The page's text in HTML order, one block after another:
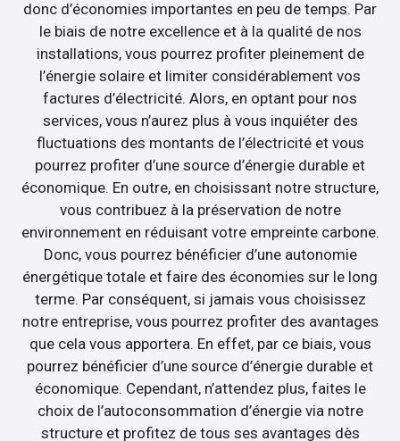
donc d’économies importantes en peu de temps. Par
le biais de notre excellence et à la qualité de nos
installations, vous pourrez profiter pleinement de
l’énergie solaire et limiter considérablement vos
factures d’électricité. Alors, en optant pour nos
services, vous n’aurez plus à vous inquiéter des
fluctuations des montants de l’électricité et vous
pourrez profiter d’une source d’énergie durable et
économique. En outre, en choisissant notre structure,
vous contribuez à la préservation de notre
environnement en réduisant votre empreinte carbone.
Donc, vous pourrez bénéficier d’une autonomie
énergétique totale et faire des économies sur le long
terme. Par conséquent, si jamais vous choisissez
notre entreprise, vous pourrez profiter des avantages
que cela vous apportera. En effet, par ce biais, vous
pourrez bénéficier d’une source d’énergie durable et
économique. Cependant, n’attendez plus, faites le
choix de l’autoconsommation d’énergie via notre
structure et profitez de tous ses avantages dès